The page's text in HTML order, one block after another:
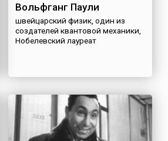
Вольфганг Паули
швейцарский физик, один из
создателей квантовой механики,
Нобелевский лауреат